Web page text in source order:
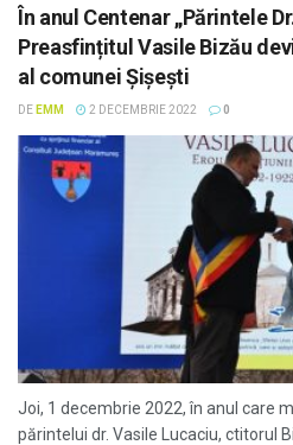
În anul Centenar „Părintele
Preasfințitul Vasile Bizău
al comunei Șișești
DE EMM 2 DECEMBRIE 2022 0
Joi, 1 decembrie 2022, în anul care
părintelui dr. Vasile Lucaciu, ctitorul